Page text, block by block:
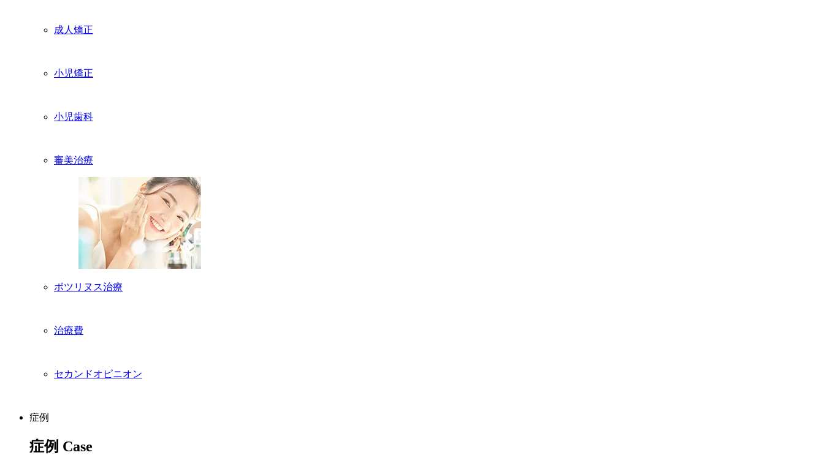
成人矯正
小児矯正
小児歯科
審美治療
ボツリヌス治療
治療費
セカンドオピニオン
症例
症例 Case